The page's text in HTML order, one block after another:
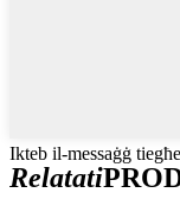
Ikteb il-messaġġ
Relatati